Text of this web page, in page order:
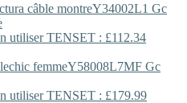
Y34002L1 Gc
utiliser TENSET : £112.34
Y58008L7MF Gc
utiliser TENSET : £179.99